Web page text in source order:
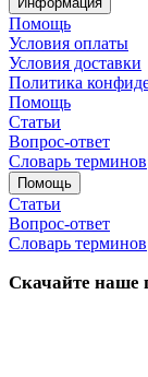
Помощь
Условия оплаты
Условия доставки
Политика
Помощь
Статьи
Вопрос-ответ
Словарь терминов
Помощь
Статьи
Вопрос-ответ
Словарь терминов
Скачайте наше